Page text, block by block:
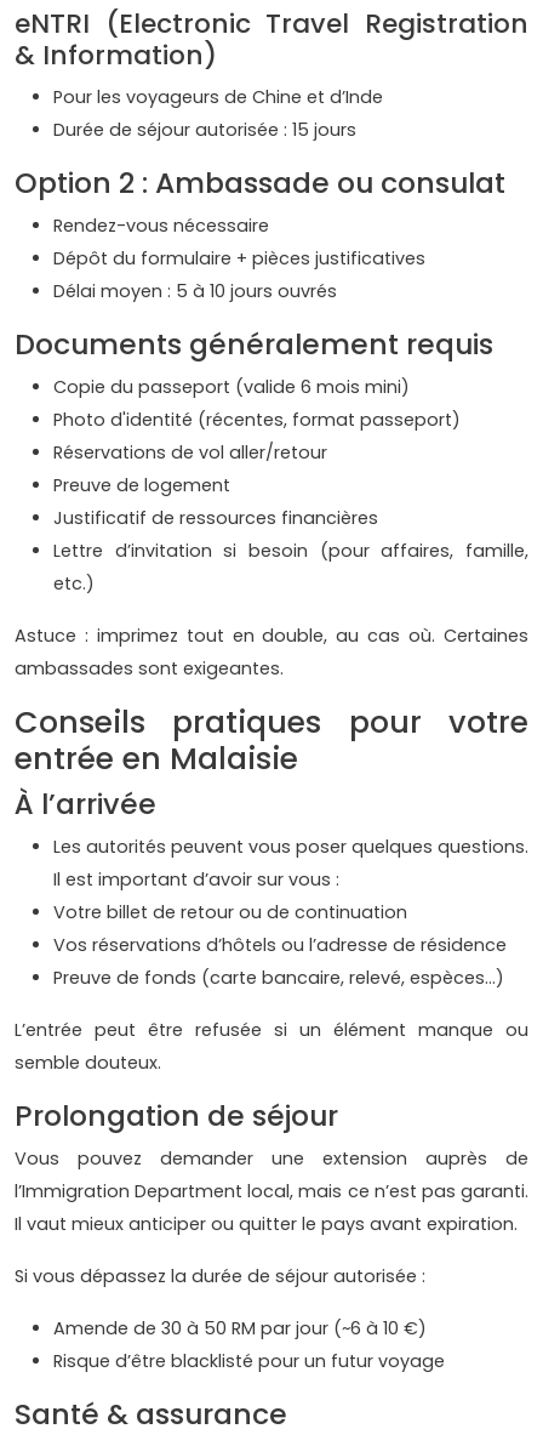
eNTRI (Electronic Travel Registration
& Information)
Pour les voyageurs de Chine et d’Inde
Durée de séjour autorisée : 15 jours
Option 2 : Ambassade ou consulat
Rendez-vous nécessaire
Dépôt du formulaire + pièces justificatives
Délai moyen : 5 à 10 jours ouvrés
Documents généralement requis
Copie du passeport (valide 6 mois mini)
Photo d'identité (récentes, format passeport)
Réservations de vol aller/retour
Preuve de logement
Justificatif de ressources financières
Lettre d’invitation si besoin (pour affaires, famille,
etc.)
Astuce : imprimez tout en double, au cas où. Certaines
ambassades sont exigeantes.
Conseils pratiques pour votre
entrée en Malaisie
À l’arrivée
Les autorités peuvent vous poser quelques questions.
Il est important d’avoir sur vous :
Votre billet de retour ou de continuation
Vos réservations d’hôtels ou l’adresse de résidence
Preuve de fonds (carte bancaire, relevé, espèces…)
L’entrée peut être refusée si un élément manque ou
semble douteux.
Prolongation de séjour
Vous pouvez demander une extension auprès de
l’Immigration Department local, mais ce n’est pas garanti.
Il vaut mieux anticiper ou quitter le pays avant expiration.
Si vous dépassez la durée de séjour autorisée :
Amende de 30 à 50 RM par jour (~6 à 10 €)
Risque d’être blacklisté pour un futur voyage
Santé & assurance